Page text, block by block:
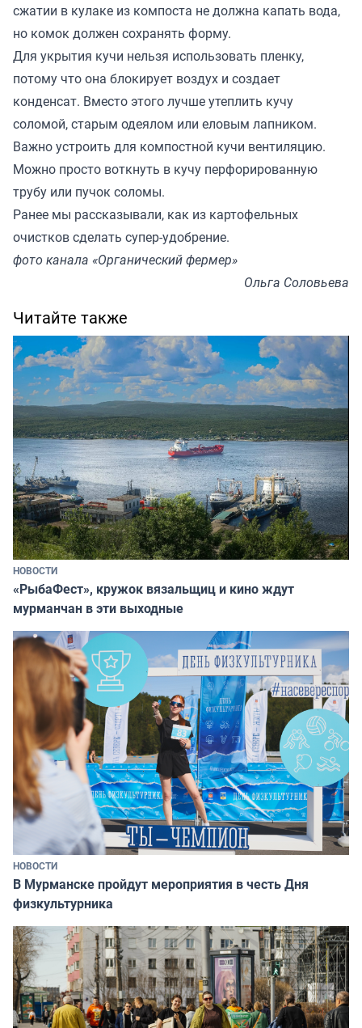
сжатии в кулаке из компоста не должна капать вода,
но комок должен сохранять форму.
Для укрытия кучи нельзя использовать пленку,
потому что она блокирует воздух и создает
конденсат. Вместо этого лучше утеплить кучу
соломой, старым одеялом или еловым лапником.
Важно устроить для компостной кучи вентиляцию.
Можно просто воткнуть в кучу перфорированную
трубу или пучок соломы.
Ранее мы рассказывали, как из картофельных
очистков сделать супер-удобрение.
фото канала «Органический фермер»
Ольга Соловьева
Читайте также
НОВОСТИ
«РыбаФест», кружок вязальщиц и кино ждут
мурманчан в эти выходные
НОВОСТИ
В Мурманске пройдут мероприятия в честь Дня
физкультурника